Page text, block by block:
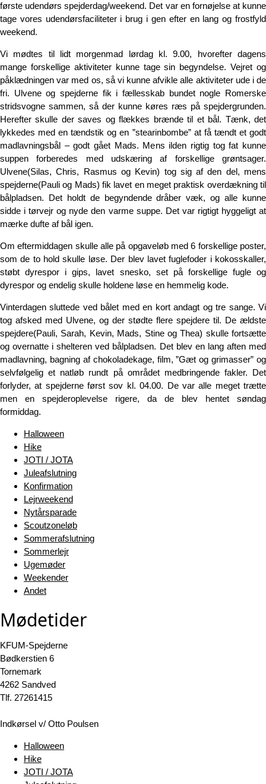
første udendørs spejderdag/weekend. Det var en fornøjelse at kunne
tage vores udendørsfaciliteter i brug i gen efter en lang og frostfyld
weekend.
Vi mødtes til lidt morgenmad lørdag kl. 9.00, hvorefter dagens
mange forskellige aktiviteter kunne tage sin begyndelse. Vejret og
påklædningen var med os, så vi kunne afvikle alle aktiviteter ude i de
fri. Ulvene og spejderne fik i fællesskab bundet nogle Romerske
stridsvogne sammen, så der kunne køres ræs på spejdergrunden.
Herefter skulle der saves og flækkes brænde til et bål. Tænk, det
lykkedes med en tændstik og en ”stearinbombe” at få tændt et godt
madlavningsbål – godt gået Mads. Mens ilden rigtig tog fat kunne
suppen forberedes med udskæring af forskellige grøntsager.
Ulvene(Silas, Chris, Rasmus og Kevin) tog sig af den del, mens
spejderne(Pauli og Mads) fik lavet en meget praktisk overdækning til
bålpladsen. Det holdt de begyndende dråber væk, og alle kunne
sidde i tørvejr og nyde den varme suppe. Det var rigtigt hyggeligt at
mærke dufte af bål igen.
Om eftermiddagen skulle alle på opgaveløb med 6 forskellige poster,
som de to hold skulle løse. Der blev lavet fuglefoder i kokosskaller,
støbt dyrespor i gips, lavet snesko, set på forskellige fugle og
dyrespor og endelig skulle holdene løse en hemmelig kode.
Vinterdagen sluttede ved bålet med en kort andagt og tre sange. Vi
tog afsked med Ulvene, og der stødte flere spejdere til. De ældste
spejdere(Pauli, Sarah, Kevin, Mads, Stine og Thea) skulle fortsætte
og overnatte i shelteren ved bålpladsen. Det blev en lang aften med
madlavning, bagning af chokoladekage, film, ”Gæt og grimasser” og
selvfølgelig et natløb rundt på området medbringende fakler. Det
forlyder, at spejderne først sov kl. 04.00. De var alle meget trætte
men en spejderoplevelse rigere, da de blev hentet søndag
formiddag.
Halloween
Hike
JOTI / JOTA
Juleafslutning
Konfirmation
Lejrweekend
Nytårsparade
Scoutzoneløb
Sommerafslutning
Sommerlejr
Ugemøder
Weekender
Andet
Mødetider
KFUM-Spejderne
Bødkerstien 6
Tornemark
4262 Sandved
Tlf. 27261415
Indkørsel v/ Otto Poulsen
Halloween
Hike
JOTI / JOTA